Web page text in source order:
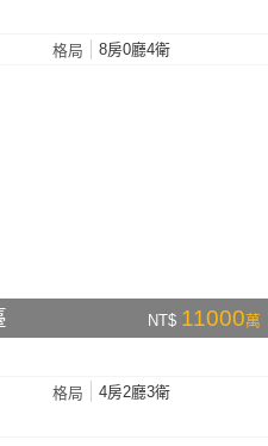
格局 8房0廳4衛
NT$ 11000萬
格局
4房2廳3衛